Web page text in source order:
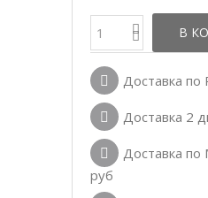
В
Доставка по
Доставка 2
Доставка по
руб